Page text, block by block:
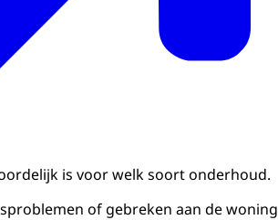
is voor welk soort onderhoud.
of gebreken aan de